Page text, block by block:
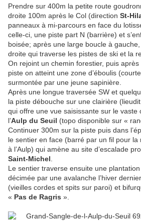
Prendre sur 400m la petite route
droite 100m après le Col (direction St-
panneaux à mi-parcours en face du
celle-ci, une piste part N (barrière) et
boisée; après une large boucle à
droite qui traverse les pistes de ski et la
On rejoint un chemin forestier, puis
piste on atteint une zone d’éboulis
surmontée par une jeune sapinière.
Après une longue traversée SW et
la piste débouche sur une clairière
qui offre une vue saisissante sur le vaste
l’Aulp du Seuil (topo disponible sur «
Continuer 300m sur la piste puis dans
le sentier en face (barré par un fil pour
à l’Aulp) qui amène au site d’escalade
Saint-Michel
Le sentier traverse ensuite une
décimée par une avalanche l’hiver
(vieilles cordes et spits sur paroi) et
« Pas de Ragris ».